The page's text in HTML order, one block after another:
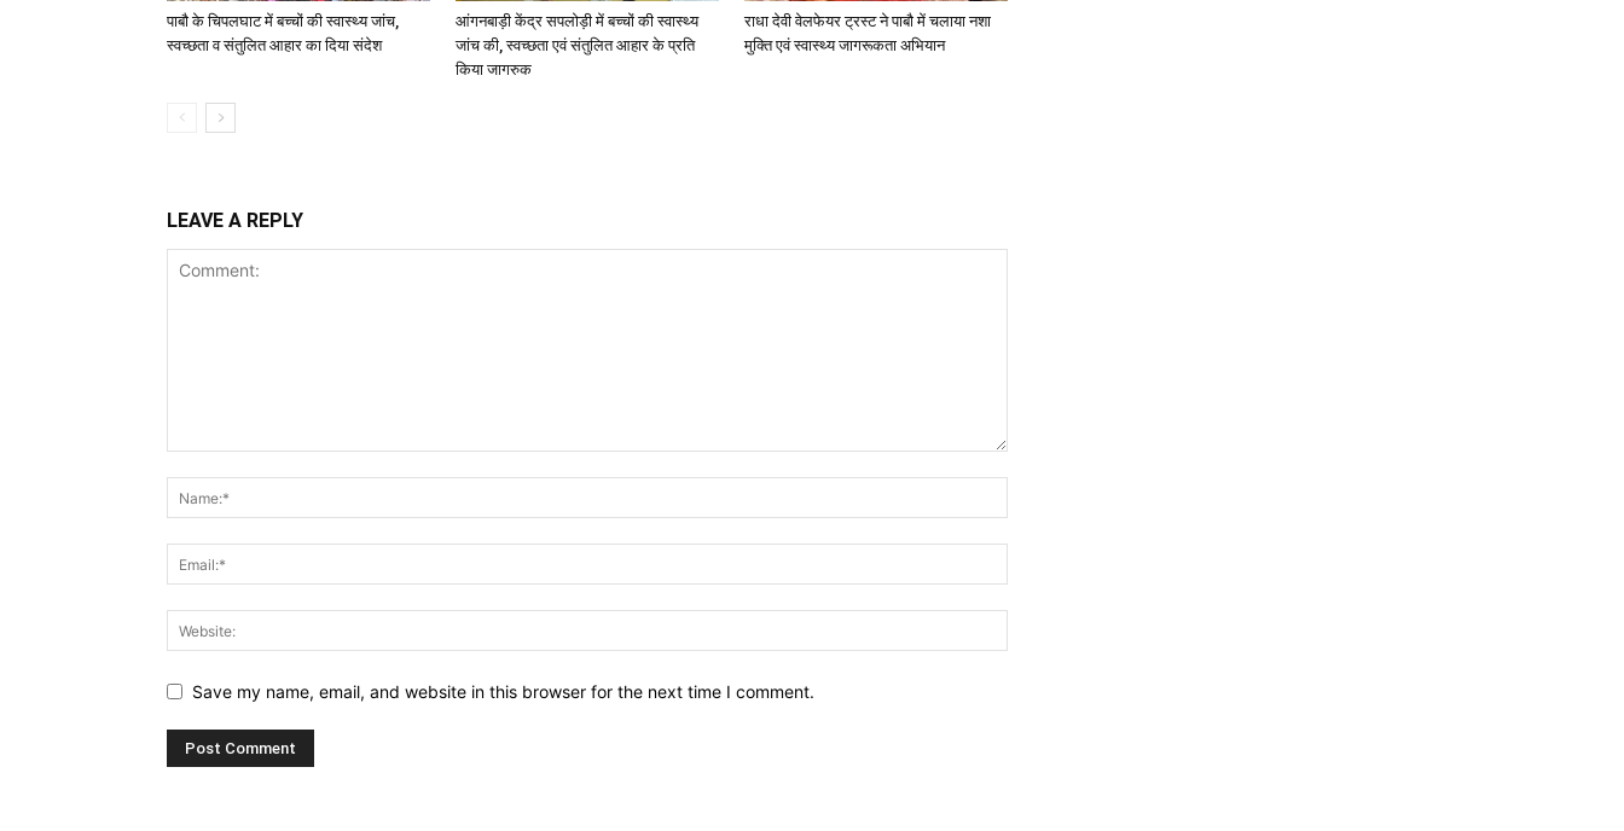
पाबौ के चिपलघाट में बच्चों की स्वास्थ्य जांच,
स्वच्छता व संतुलित आहार का दिया संदेश
आंगनबाड़ी केंद्र सपलोड़ी में बच्चों की स्वास्थ्य
जांच की, स्वच्छता एवं संतुलित आहार के प्रति
किया जागरुक
राधा देवी वेलफेयर ट्रस्ट ने पाबौ में चलाया नशा
मुक्ति एवं स्वास्थ्य जागरूकता अभियान
LEAVE A REPLY
Save my name, email, and website in this browser for the next time I comment.